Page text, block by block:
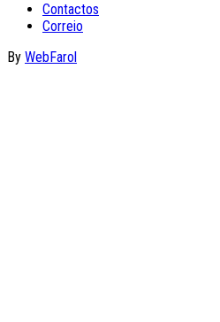
Contactos
Correio
By WebFarol